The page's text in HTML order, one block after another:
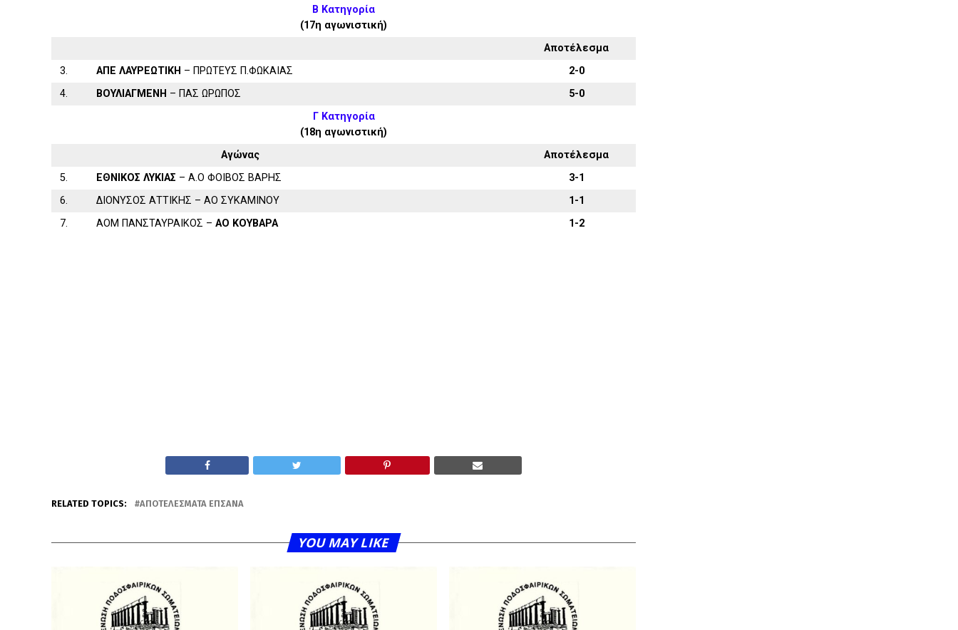
Β Κατηγορία
(17η αγωνιστική)
Αποτέλεσμα
3.
ΑΠΕ ΛΑΥΡΕΩΤΙΚΗ – ΠΡΩΤΕΥΣ Π.ΦΩΚΑΙΑΣ
2-0
4.
ΒΟΥΛΙΑΓΜΕΝΗ – ΠΑΣ ΩΡΩΠΟΣ
5-0
Γ Κατηγορία
(18η αγωνιστική)
Αγώνας
Αποτέλεσμα
5.
ΕΘΝΙΚΟΣ ΛΥΚΙΑΣ – Α.Ο ΦΟΙΒΟΣ ΒΑΡΗΣ
3-1
6.
ΔΙΟΝΥΣΟΣ ΑΤΤΙΚΗΣ – ΑΟ ΣΥΚΑΜΙΝΟΥ
1-1
7.
ΑΟΜ ΠΑΝΣΤΑΥΡΑΙΚΟΣ –ΑΟ ΚΟΥΒΑΡΑ 1-2
RELATED TOPICS: ΑΠΟΤΕΛΈΣΜΑΤΑ ΕΠΣΑΝΑ
YOU MAY LIKE